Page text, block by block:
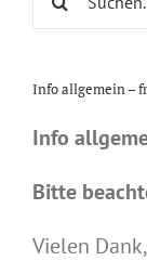
Info allgemein –
Info
Bitte
Vielen